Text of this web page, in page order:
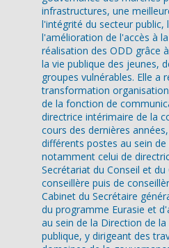
infrastructures, une
l'intégrité du secteur public,
l'amélioration de l'accès à
réalisation des ODD grâce
la vie publique des jeunes,
groupes vulnérables. Elle a
transformation
de la fonction de
directrice intérimaire de la
cours des dernières
différents postes au sein
notamment celui de
Secrétariat du Conseil et
conseillère puis de
Cabinet du Secrétaire
du programme Eurasie et
au sein de la Direction de
publique, y dirigeant des